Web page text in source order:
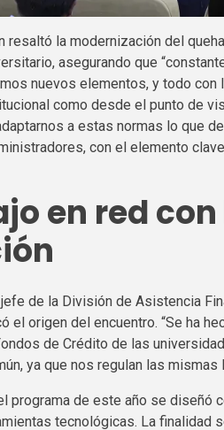
resaltó la modernización del
asegurando que
nuevos elementos, y todo
como desde el punto de
a estas normas lo que
con el elemento
en red
de la División de Asistencia
el origen del encuentro. “Se ha
de Crédito de las
ya que nos regulan las mismas
programa de este año se diseñó
tecnológicas. La finalidad